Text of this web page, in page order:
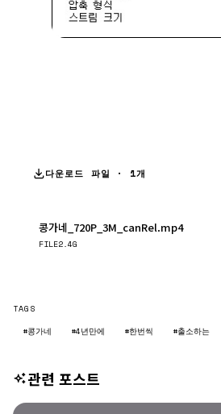
다운로드 파일 · 1개
콩가네_720P_3M_canRel.mp4
FILE2.4G
TAGS
#콩가네
#4년만에 #한번씩 #출소하는
관련 포스트
영화